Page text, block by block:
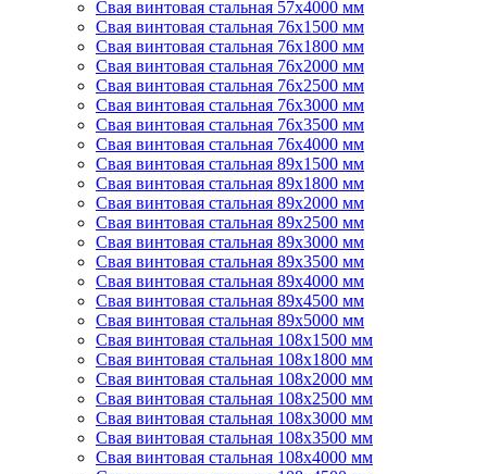
Свая винтовая стальная 57х4000 мм
Свая винтовая стальная 76х1500 мм
Свая винтовая стальная 76х1800 мм
Свая винтовая стальная 76х2000 мм
Свая винтовая стальная 76х2500 мм
Свая винтовая стальная 76х3000 мм
Свая винтовая стальная 76х3500 мм
Свая винтовая стальная 76х4000 мм
Свая винтовая стальная 89х1500 мм
Свая винтовая стальная 89х1800 мм
Свая винтовая стальная 89х2000 мм
Свая винтовая стальная 89х2500 мм
Свая винтовая стальная 89х3000 мм
Свая винтовая стальная 89х3500 мм
Свая винтовая стальная 89х4000 мм
Свая винтовая стальная 89х4500 мм
Свая винтовая стальная 89х5000 мм
Свая винтовая стальная 108х1500 мм
Свая винтовая стальная 108х1800 мм
Свая винтовая стальная 108х2000 мм
Свая винтовая стальная 108х2500 мм
Свая винтовая стальная 108х3000 мм
Свая винтовая стальная 108х3500 мм
Свая винтовая стальная 108х4000 мм